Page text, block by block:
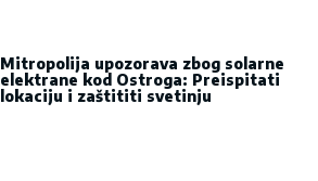
Mitropolija upozorava zbog solarne
elektrane kod Ostroga: Preispitati
lokaciju i zaštititi svetinju